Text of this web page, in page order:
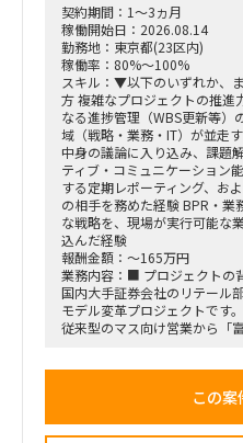
契約期間：1～3ヵ月
稼働開始日：2026.08.14
勤務地：東京都(23区内)
稼働率：80%～100%
スキル：▼以下のいずれか、
方 複雑なプロジェクトの推進
なる進捗管理（WBS更新等）
域（戦略・業務・IT）が並走
中身の議論に入り込み、課題
ティブ・コミュニケーション
する定期レポーティング、お
の相手を務めた経験 BPR・
な戦略を、現場が実行可能な
込んだ経験
報酬金額：～165万円
業務内容：■ プロジェクトの
国内大手証券会社のリテール
モデル変革プロジェクトです。
従来型のマス向け営業から「
戦略ファームが描いた絵に
動変容までを一気通貫で実現
この